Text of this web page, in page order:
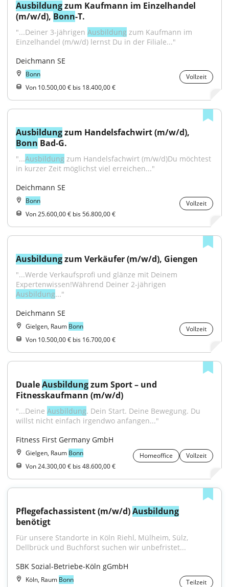
Ausbildung zum Kaufmann im Einzelhandel
(m/w/d), Bonn-T.
"...Deiner 3-jährigen Ausbildung zum Kaufmann im
Einzelhandel (m/w/d) lernst Du in der Filiale..."
Deichmann SE
Bonn
Vollzeit
Von 10.500,00 € bis 18.400,00 €
Ausbildung
Bonn Bad-G.
"...Ausbildung zum Handelsfachwirt (m/w/d)Du möchtest
in kurzer Zeit möglichst viel erreichen..."
Deichmann SE
Bonn
Vollzeit
Von 25.600,00 € bis 56.800,00 €
Ausbildung zum Verkäufer (m/w/d), Giengen
"...Werde Verkaufsprofi und glänze mit Deinem
Ausbildung..."
Deichmann SE
Gielgen, Raum Bonn
Vollzeit
Von 10.500,00 € bis 16.700,00 €
Duale Ausbildung zum Sport – und
Fitnesskaufmann (m/w/d)
"...Deine Ausbildung. Dein Start. Deine Bewegung. Du
willst nicht einfach irgendwo anfangen..."
Fitness First Germany GmbH
Gielgen, Raum Bonn Homeoffice
Vollzeit
Von 24.300,00 € bis 48.600,00 €
Pflegefachassistent (m/w/d) Ausbildung
benötigt
Für unsere Standorte in Köln Riehl, Mülheim, Sülz,
Dellbrück und Buchforst suchen wir unbefristet...
SBK Sozial-Betriebe-Köln gGmbH
Köln, Raum Bonn Teilzeit